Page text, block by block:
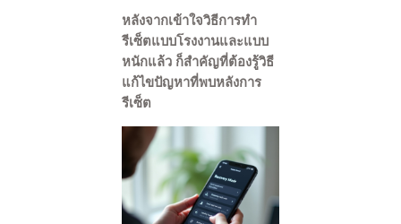
หลังจากเข้าใจวิธีการทำ
รีเซ็ตแบบโรงงานและแบบ
หนักแล้ว ก็สำคัญที่ต้องรู้วิธี
แก้ไขปัญหาที่พบหลังการ
รีเซ็ต